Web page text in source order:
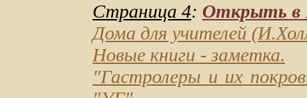
Страница 4: Открыть в
Дома для учителей
Новые книги - заметка.
"Гастролеры и их